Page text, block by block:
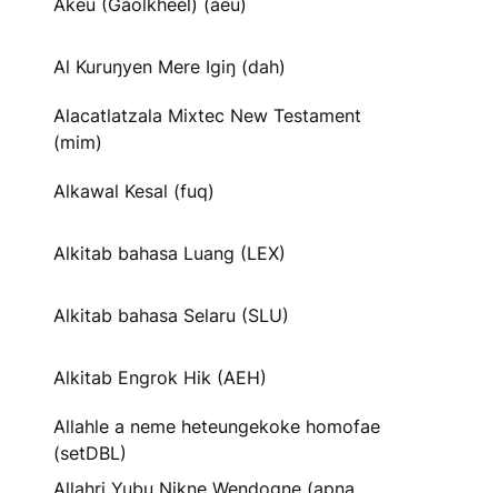
Akeu (Gaolkheel) (aeu)
Al Kuruŋyen Mere Igiŋ (dah)
Alacatlatzala Mixtec New Testament
(mim)
Alkawal Kesal (fuq)
Alkitab bahasa Luang (LEX)
Alkitab bahasa Selaru (SLU)
Alkitab Engrok Hik (AEH)
Allahle a neme heteungekoke homofae
(setDBL)
Allahri Yubu Nikne Wendogne (apna